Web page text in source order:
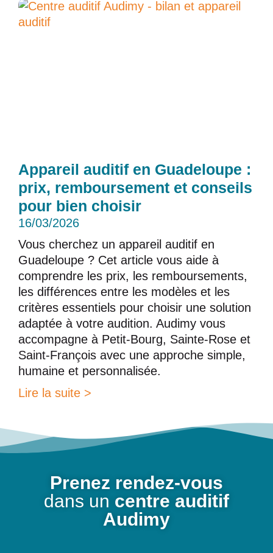
Appareil auditif en Guadeloupe :
prix, remboursement et conseils
pour bien choisir
16/03/2026
Vous cherchez un appareil auditif en
Guadeloupe ? Cet article vous aide à
comprendre les prix, les remboursements,
les différences entre les modèles et les
critères essentiels pour choisir une solution
adaptée à votre audition. Audimy vous
accompagne à Petit-Bourg, Sainte-Rose et
Saint-François avec une approche simple,
humaine et personnalisée.
Lire la suite >
Prenez rendez-vous
dans un centre auditif
Audimy